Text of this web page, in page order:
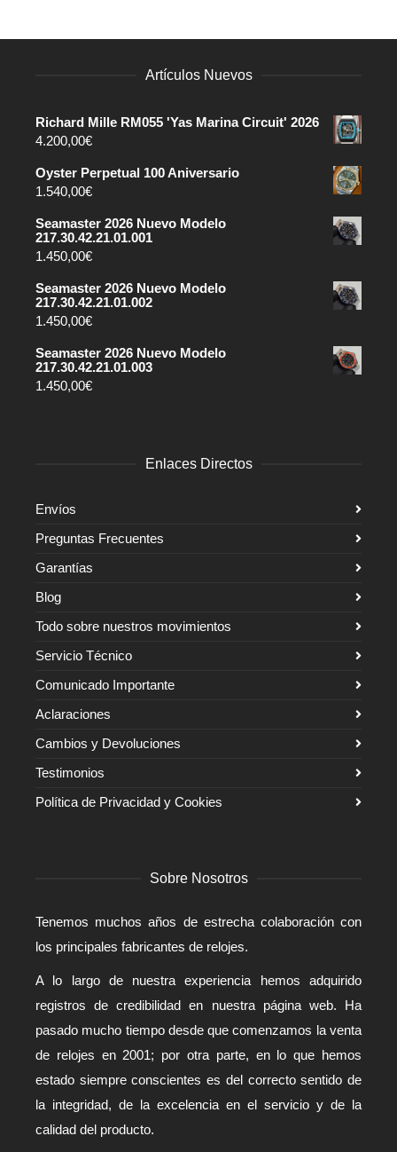
Artículos Nuevos
Richard Mille RM055 'Yas Marina Circuit' 2026
4.200,00€
Oyster Perpetual 100 Aniversario
1.540,00€
Seamaster 2026 Nuevo Modelo
217.30.42.21.01.001
1.450,00€
Seamaster 2026 Nuevo Modelo
217.30.42.21.01.002
1.450,00€
Seamaster 2026 Nuevo Modelo
217.30.42.21.01.003
1.450,00€
Enlaces Directos
Envíos
Preguntas Frecuentes
Garantías
Blog
Todo sobre nuestros movimientos
Servicio Técnico
Comunicado Importante
Aclaraciones
Cambios y Devoluciones
Testimonios
Política de Privacidad y Cookies
Sobre Nosotros
Tenemos muchos años de estrecha colaboración con
los principales fabricantes de relojes.
A lo largo de nuestra experiencia hemos adquirido
registros de credibilidad en nuestra página web. Ha
pasado mucho tiempo desde que comenzamos la venta
de relojes en 2001; por otra parte, en lo que hemos
estado siempre conscientes es del correcto sentido de
la integridad, de la excelencia en el servicio y de la
calidad del producto.